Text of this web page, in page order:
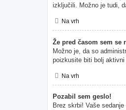
izključili. Možno je tudi,
Na vrh
Že pred časom sem se
Možno je, da so
poizkusite biti bolj aktivni
Na vrh
Pozabil sem geslo!
Brez skrbi! Vaše